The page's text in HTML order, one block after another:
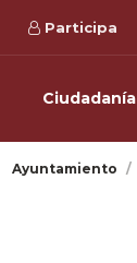
Participa
Ciudadanía
Ayuntamiento